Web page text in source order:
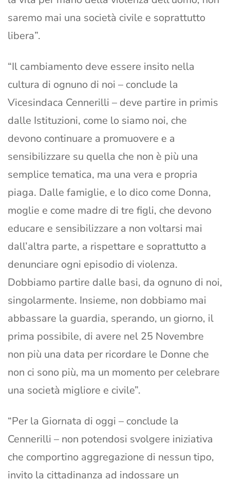
saremo mai una società civile e soprattutto
libera”.
“Il cambiamento deve essere insito nella
cultura di ognuno di noi – conclude la
Vicesindaca Cennerilli – deve partire in primis
dalle Istituzioni, come lo siamo noi, che
devono continuare a promuovere e a
sensibilizzare su quella che non è più una
semplice tematica, ma una vera e propria
piaga. Dalle famiglie, e lo dico come Donna,
moglie e come madre di tre figli, che devono
educare e sensibilizzare a non voltarsi mai
dall’altra parte, a rispettare e soprattutto a
denunciare ogni episodio di violenza.
Dobbiamo partire dalle basi, da ognuno di noi,
singolarmente. Insieme, non dobbiamo mai
abbassare la guardia, sperando, un giorno, il
prima possibile, di avere nel 25 Novembre
non più una data per ricordare le Donne che
non ci sono più, ma un momento per celebrare
una società migliore e civile”.
“Per la Giornata di oggi – conclude la
Cennerilli – non potendosi svolgere iniziativa
che comportino aggregazione di nessun tipo,
invito la cittadinanza ad indossare un